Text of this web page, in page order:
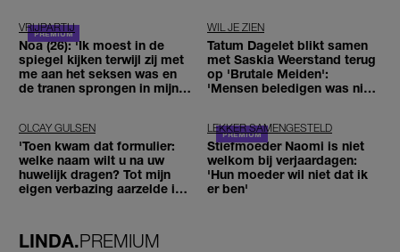
VRIJPARTIJ
Noa (26): 'Ik moest in de
spiegel kijken terwijl zij met
me aan het seksen was en
de tranen sprongen in mijn
WIL JE ZIEN
Tatum Dagelet blikt samen
met Saskia Weerstand terug
op 'Brutale Meiden':
'Mensen beledigen was niet
OLCAY GULSEN
'Toen kwam dat formulier:
welke naam wilt u na uw
huwelijk dragen? Tot mijn
eigen verbazing aarzelde ik
LEKKER SAMENGESTELD
Stiefmoeder Naomi is niet
welkom bij verjaardagen:
'Hun moeder wil niet dat ik
er ben'
LINDA.PREMIUM